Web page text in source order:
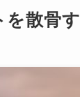
を散骨